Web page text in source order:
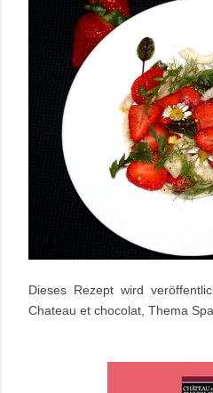
Dieses Rezept wird
Chateau et chocolat, Thema